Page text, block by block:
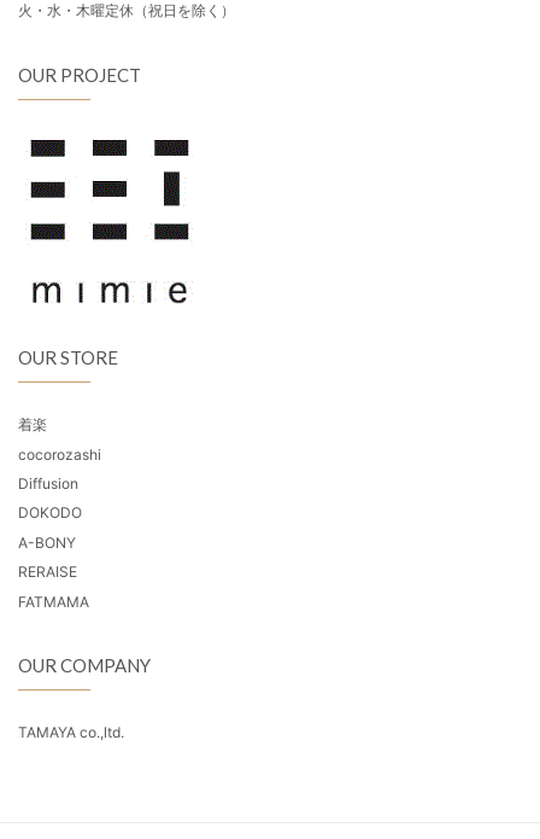
火・水・木曜定休（祝日を除く）
OUR PROJECT
OUR STORE
着楽
cocorozashi
Diffusion
DOKODO
A-BONY
RERAISE
FATMAMA
OUR COMPANY
TAMAYA co.,ltd.